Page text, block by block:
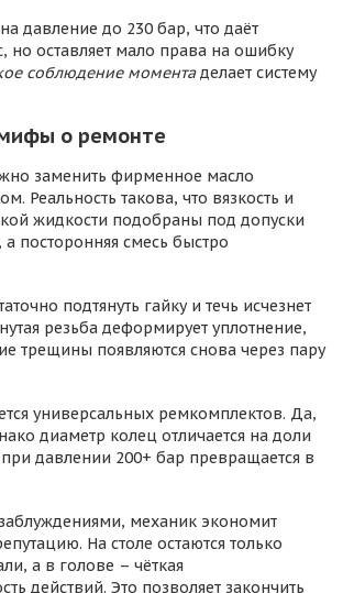
давление до 230 бар, что даёт
но оставляет мало права на ошибку
соблюдение моментаделает систему
о ремонте
заменить фирменное масло
Реальность такова, что вязкость и
жидкости подобраны под допуски
посторонняя смесь быстро
подтянуть гайку и течь исчезнет
резьба деформирует уплотнение,
трещины появляются снова через пару
универсальных ремкомплектов. Да,
диаметр колец отличается на доли
давлении 200+ бар превращается в
механик экономит
На столе остаются только
а в голове – чёткая
действий. Это позволяет закончить